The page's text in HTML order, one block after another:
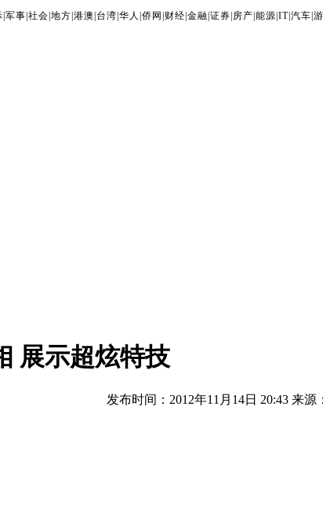
军事 社会 地方 港澳 台湾 华人 侨网 财经 金融 证券 房产 能源 IT| 汽车
展示超炫特技
发布时间：2012年11月14日 20:43 来源